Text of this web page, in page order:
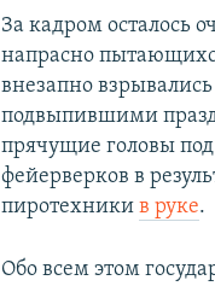
За кадром осталось
напрасно
внезапно
подвыпившими
прячущие головы под
фейерверков в
пиротехникив руке.
Обо всем этом